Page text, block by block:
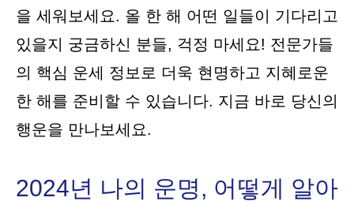
을 세워보세요. 올 한 해 어떤 일들이 기다리고
있을지 궁금하신 분들, 걱정 마세요! 전문가들
의 핵심 운세 정보로 더욱 현명하고 지혜로운
한 해를 준비할 수 있습니다. 지금 바로 당신의
행운을 만나보세요.
2024년 나의 운명, 어떻게 알아